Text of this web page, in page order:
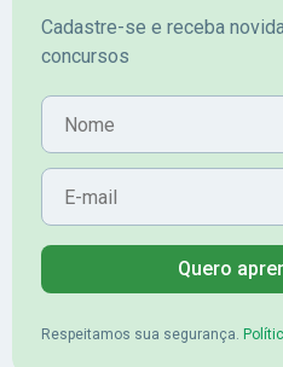
Cadastre-se e receba
concursos
Nome
E-mail
Quero
Respeitamos sua segurança.